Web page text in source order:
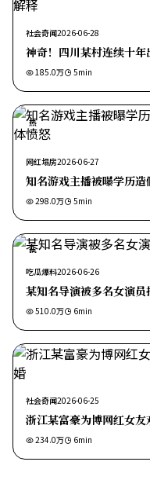
社会奇闻2026-06-28
神奇！四川某村连续十
185.0万 5min
热
网红塌房2026-06-27
知名游戏主播被曝学历
298.0万 5min
热
吃瓜爆料2026-06-26
某知名导演被多名女演
510.0万 6min
社会奇闻2026-06-25
浙江某富豪为博网红女
234.0万 6min